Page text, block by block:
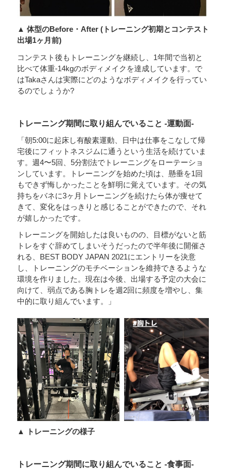
▲ 体型のBefore・After (トレーニング初期とコンテスト
出場1ヶ月前)
コンテスト後もトレーニングを継続し、1年間で当初と
比べて体重-14kgのボディメイクを達成しています。で
はTakaさんは実際にどのようなボディメイクを行ってい
るのでしょうか?
トレーニング期間に取り組んでいること -運動面-
「朝5:00に起床し有酸素運動、日中は仕事をこなして帰
宅後にフィットネスジムに通うという生活を続けていま
す。週4〜5回、5分割法でトレーニングをローテーショ
ンしています。トレーニングを始めた頃は、懸垂を1回
もできず悔しかったことを鮮明に覚えています。その気
持ちをバネに3ヶ月トレーニングを続けたら体が痩せて
きて、変化をはっきりと感じることができたので、それ
が嬉しかったです。
トレーニングを開始したは良いものの、目標がないと筋
トレをすぐ辞めてしまいそうだったので半年後に開催さ
れる、BEST BODY JAPAN 2021にエントリーを決意
し、トレーニングのモチベーションを維持できるような
環境を作りました。現在は今後、出場する予定の大会に
向けて、弱点である胸トレを週2回に頻度を増やし、集
中的に取り組んでいます。」
▲ トレーニングの様子
トレーニング期間に取り組んでいること -食事面-